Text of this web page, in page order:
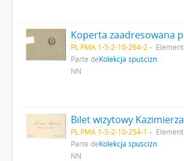
PL PMA 1-5-2-10-264-2 Element
Parte deKolekcja spuścizn
NN
PL PMA 1-5-2-10-254-1 Element
Parte deKolekcja spuścizn
NN